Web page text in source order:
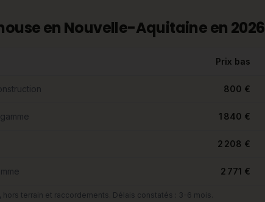
en Nouvelle-Aquitaine en 2026
Prix bas
800 €
1 840 €
2 208 €
2 771 €
terrain et raccordements. Délais constatés : 3-6 mois.